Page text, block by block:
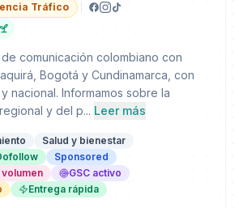
Tráfico
comunicación colombiano con
Bogotá y Cundinamarca, con
nacional. Informamos sobre la
y del p... Leer más
Salud y bienestar
Sponsored
GSC activo
Entrega rápida